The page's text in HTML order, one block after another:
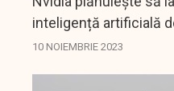
inteligență artificială
la mai puțin de o lună
10 NOIEMBRIE 2023